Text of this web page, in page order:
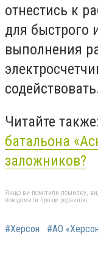
отнестись к
для быстрого
выполнения
Читайте также:
батальона
заложников?
Якщо ви помітили помилку,
повідомити про це редакцію
#Херсон #АО